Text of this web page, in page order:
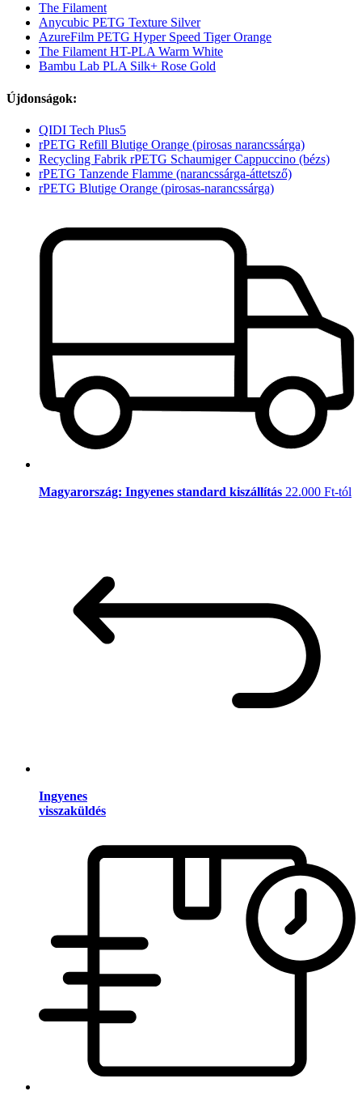
The Filament
Anycubic PETG Texture Silver
AzureFilm PETG Hyper Speed Tiger Orange
The Filament HT-PLA Warm White
Bambu Lab PLA Silk+ Rose Gold
Újdonságok:
QIDI Tech Plus5
rPETG Refill Blutige Orange (pirosas narancssárga)
Recycling Fabrik rPETG Schaumiger Cappuccino (bézs)
rPETG Tanzende Flamme (narancssárga-áttetsző)
rPETG Blutige Orange (pirosas-narancssárga)
Magyarország: Ingyenes standard kiszállítás 22.000 Ft-tól
Ingyenes
visszaküldés